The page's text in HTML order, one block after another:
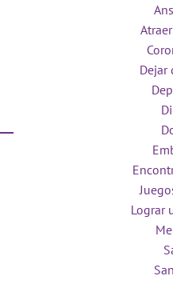
Dejar
Lograr